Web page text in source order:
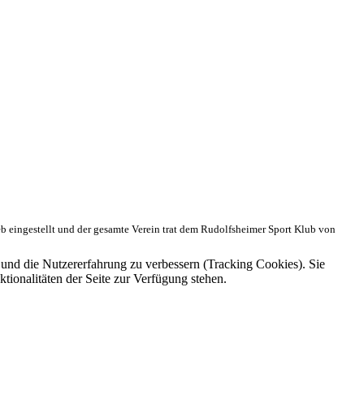
die Nutzererfahrung zu verbessern (Tracking Cookies). Sie
der Seite zur Verfügung stehen.
eingestellt und der gesamte Verein trat dem Rudolfsheimer Sport Klub von